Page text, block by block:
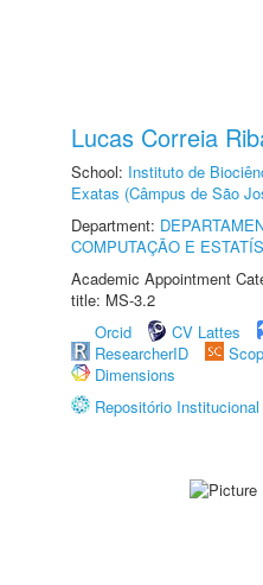
Lucas Correia
School: Instituto de
Exatas (Câmpus de São
Department:
COMPUTAÇÃO E
Academic Appointment
title: MS-3.2
Orcid
CV Lattes
ResearcherID
Dimensions
Repositório